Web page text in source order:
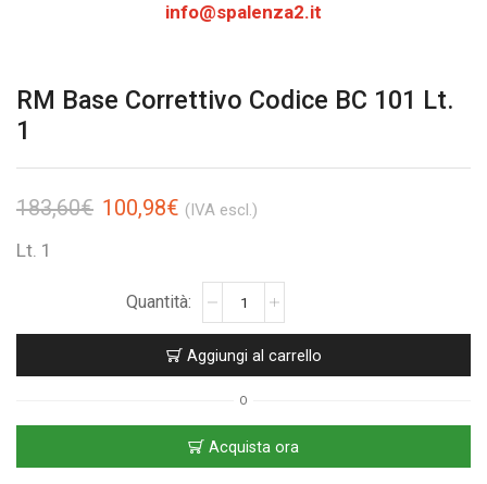
info@spalenza2.it
RM Base Correttivo Codice BC 101 Lt.
1
183,60€ 100,98€ (IVA escl.)
Lt. 1
Aggiungi al carrello
O
Acquista ora